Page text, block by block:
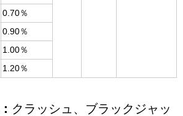
0.70％
0.90％
1.00％
1.20％
クラッシュ、ブラックジャッ